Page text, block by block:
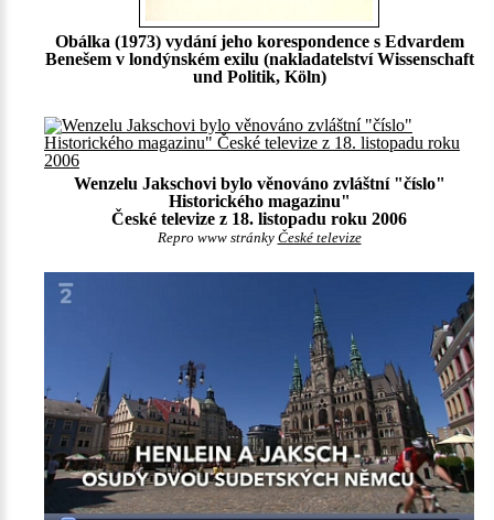
Obálka (1973) vydání jeho korespondence s Edvardem
Benešem v londýnském exilu (nakladatelství Wissenschaft
und Politik, Köln)
Wenzelu Jakschovi bylo věnováno zvláštní "číslo"
Historického magazinu"
České televize z 18. listopadu roku 2006
Repro www stránky České televize